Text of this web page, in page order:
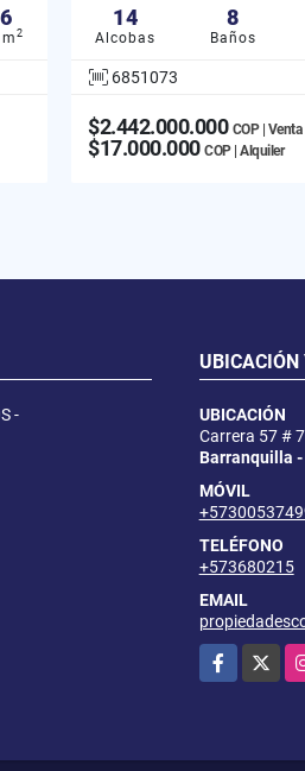
2
14
Alcobas
8
Baños
6851073
$2.442.000.000 COP | Venta
$17.000.000 COP | Alquiler
-
UBICACIÓN
UBICACIÓN
Carrera 57 #
Barranquilla
MÓVIL
TELÉFONO
+573680215
EMAIL
Facebook